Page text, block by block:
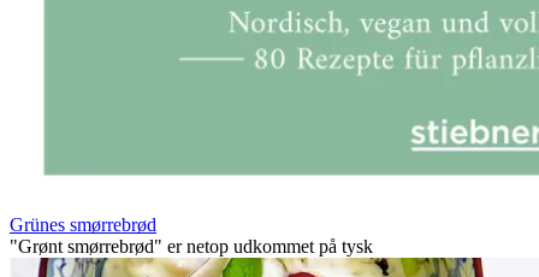
Grünes smørrebrød
"Grønt smørrebrød" er netop udkommet på tysk